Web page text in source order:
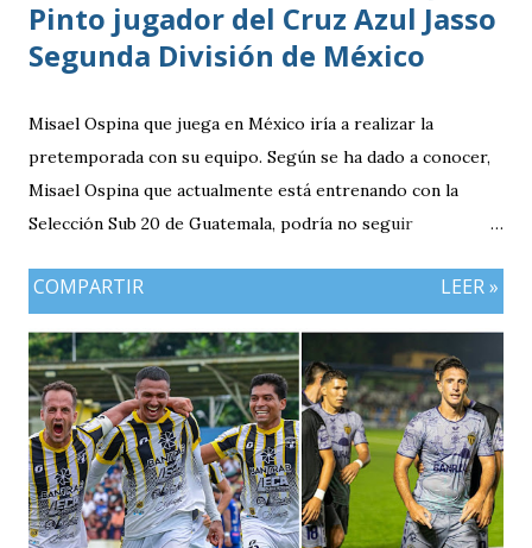
Pinto jugador del Cruz Azul Jasso
Segunda División de México
Misael Ospina que juega en México iría a realizar la
pretemporada con su equipo. Según se ha dado a conocer,
Misael Ospina que actualmente está entrenando con la
Selección Sub 20 de Guatemala, podría no seguir
Cruz Azul de México iniciará a realizar su pretemporada.
vivía en Estados Unidos antes de ir a ser una prueba a la
filial del Cruz Azul de México, club al que se vinculó tras
destacar en una gira en Europa. Misael Ospina Pinto Lugar
y fecha de nacimiento: Barberena, Santa Rosa, 29 de julio
1996 Posición: Volante por derecha Peso: 143 libras
Estatura: 1.75 metros Equipo: Cruz Azul de Segunda
COMPARTIR LEER »